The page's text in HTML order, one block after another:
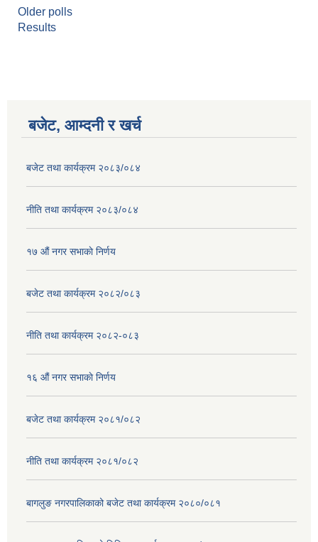
Older polls
Results
बजेट, आम्दनी र खर्च
बजेट तथा कार्यक्रम २०८३/०८४
नीति तथा कार्यक्रम २०८३/०८४
१७ ‌‍औं नगर सभाकाे निर्णय
बजेट तथा कार्यक्रम २०८२/०८३
नीति तथा कार्यक्रम २०८२-०८३
१६ ‌औं नगर सभाकाे निर्णय
बजेट तथा कार्यक्रम २०८१/०८२
नीति तथा कार्यक्रम २०८१/०८२
बागलुङ नगरपालिकाको बजेट तथा कार्यक्रम २०८०/०८१